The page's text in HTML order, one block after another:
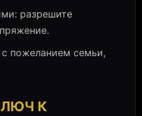
разрешите
пожеланием семьи,
К